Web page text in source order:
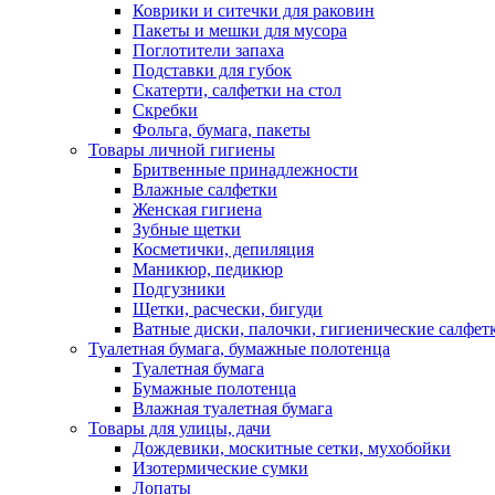
Коврики и ситечки для раковин
Пакеты и мешки для мусора
Поглотители запаха
Подставки для губок
Скатерти, салфетки на стол
Скребки
Фольга, бумага, пакеты
Товары личной гигиены
Бритвенные принадлежности
Влажные салфетки
Женская гигиена
Зубные щетки
Косметички, депиляция
Маникюр, педикюр
Подгузники
Щетки, расчески, бигуди
Ватные диски, палочки, гигиенические
Туалетная бумага, бумажные полотенца
Туалетная бумага
Бумажные полотенца
Влажная туалетная бумага
Товары для улицы, дачи
Дождевики, москитные сетки, мухобойки
Изотермические сумки
Лопаты